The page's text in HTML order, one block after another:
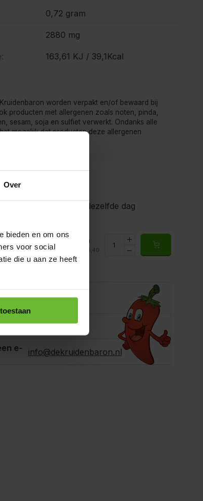
Over
bieden en om ons
voor social
die u aan ze heeft
0,72 gram
2880 mg
163,61 KJ / 39,1Kcal
worden verpakt en/of bewaard bij
producten met allergenen zoals noten, pinda,
sesam, soja en sulfiet verwerkt. Ondanks alle
mogelijk dat producten deze allergenen
15.00 uur besteld, dezelfde dag
€5,40
€5,40
+31180396467
e-
info@dekruidenbaron.nl